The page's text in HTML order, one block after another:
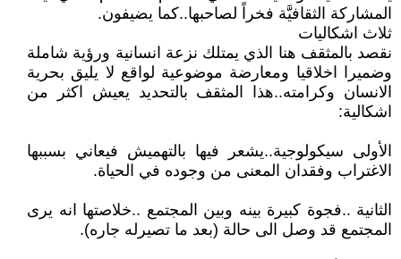
المشاركة الثقافيَّة فخراً لصاحبها..كما يضيفون.
ثلاث اشكاليات
نقصد بالمثقف هنا الذي يمتلك نزعة انسانية ورؤية شاملة
وضميرا اخلاقيا ومعارضة موضوعية لواقع لا يليق بحرية
الانسان وكرامته..هذا المثقف بالتحديد يعيش اكثر من
اشكالية:
الأولى سيكولوجية..يشعر فيها بالتهميش فيعاني بسببها
الاغتراب وفقدان المعنى من وجوده في الحياة.
الثانية ..فجوة كبيرة بينه وبين المجتمع ..خلاصتها انه يرى
المجتمع قد وصل الى حالة (بعد ما تصيرله جاره).